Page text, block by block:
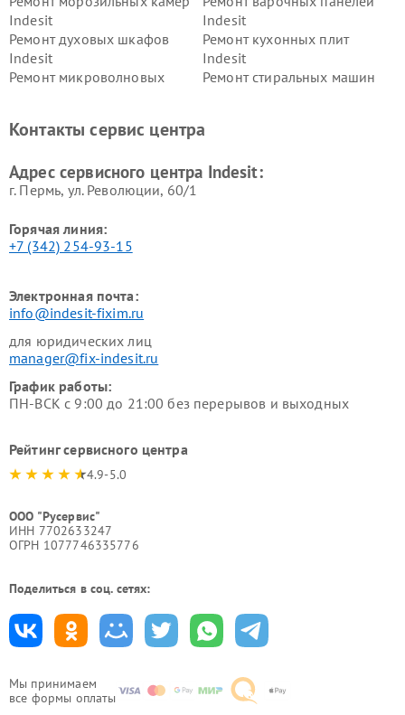
Мы принимаем
все формы оплаты
Indesit
Indesit
Ремонт духовых шкафов
Indesit
Ремонт кухонных плит
Indesit
Ремонт микроволновых
Ремонт стиральных машин
Indesit
Indesit
Контакты сервис центра
Адрес сервисного центра Indesit:
г. Пермь, ул. ​Революции, 60/1
Горячая линия:
+7 (342) 254-93-15
Электронная почта:
info@indesit-fixim.ru
для юридических лиц
manager@fix-indesit.ru
График работы:
ПН-ВСК с 9:00 до 21:00 без перерывов и выходных
Рейтинг сервисного центра
4.9-5.0
ООО "Русервис"
ИНН 7702633247
ОГРН 1077746335776
Поделиться в соц. сетях: